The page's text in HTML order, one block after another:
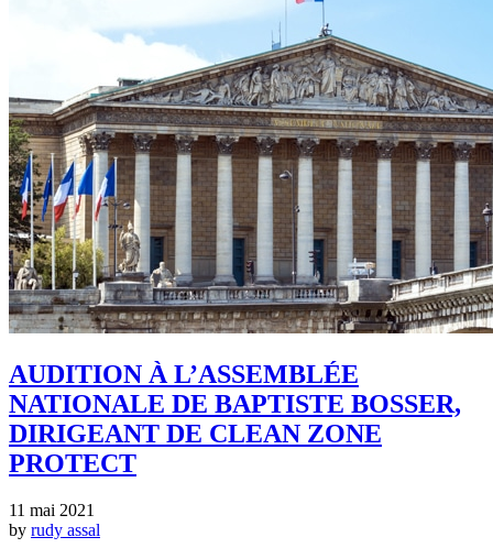
AUDITION À L’ASSEMBLÉE
NATIONALE DE BAPTISTE BOSSER,
DIRIGEANT DE CLEAN ZONE
PROTECT
11 mai 2021
by rudy assal